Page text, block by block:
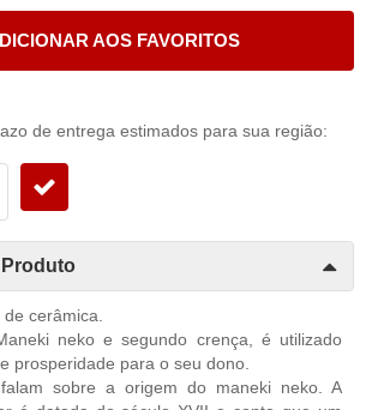
AOS FAVORITOS
de entrega estimados para sua região:
Produto
cerâmica.
neko e segundo crença, é utilizado
prosperidade para o seu dono.
sobre a origem do maneki neko. A